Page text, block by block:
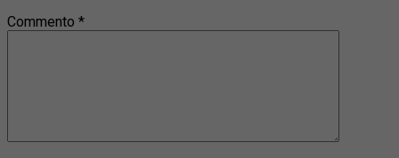
Commento *